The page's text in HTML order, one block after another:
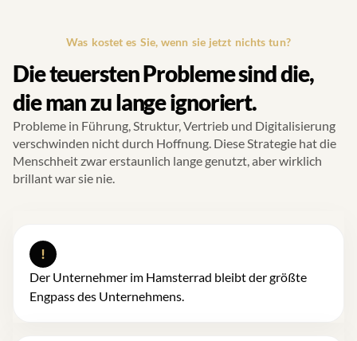
Was kostet es Sie, wenn sie jetzt nichts tun?
Die teuersten Probleme sind die,
die man zu lange ignoriert.
Probleme in Führung, Struktur, Vertrieb und Digitalisierung
verschwinden nicht durch Hoffnung. Diese Strategie hat die
Menschheit zwar erstaunlich lange genutzt, aber wirklich
brillant war sie nie.
!
Der Unternehmer im Hamsterrad bleibt der größte
Engpass des Unternehmens.